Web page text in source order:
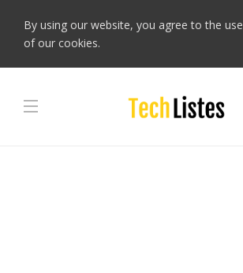
By using our website, you agree to the use
of our cookies.